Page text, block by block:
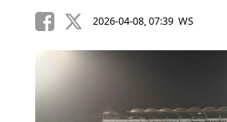
2026-04-08, 07:39 WS